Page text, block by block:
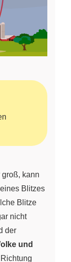
groß, kann
Blitzes
Blitze
nicht
der
und